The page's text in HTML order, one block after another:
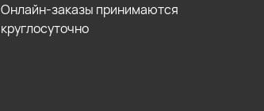
Онлайн-заказы принимаются
круглосуточно